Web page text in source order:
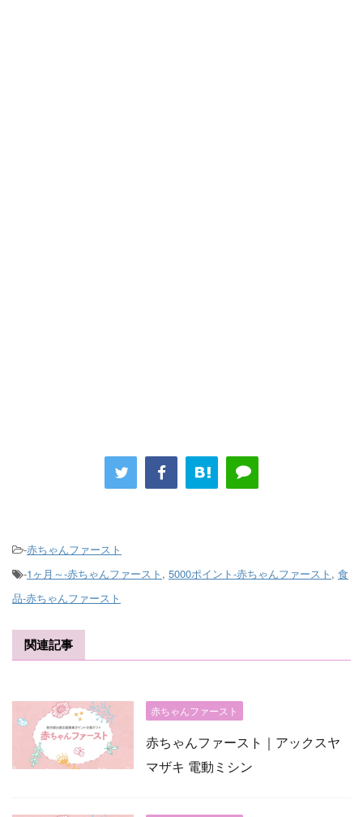
-赤ちゃんファースト
-1ヶ月～-赤ちゃんファースト , 5000ポイント-赤ちゃんファースト , 食
品-赤ちゃんファースト
関連記事
赤ちゃんファースト
赤ちゃんファースト｜アックスヤ
マザキ 電動ミシン